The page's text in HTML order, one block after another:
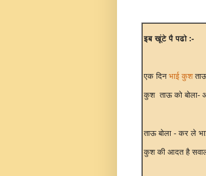
इब खूंटे पै पढो :-
एक दिन भाई कुश
कुश ताऊ को बोला-
ताऊ बोला - कर ले
कुश की आदत है सवाल